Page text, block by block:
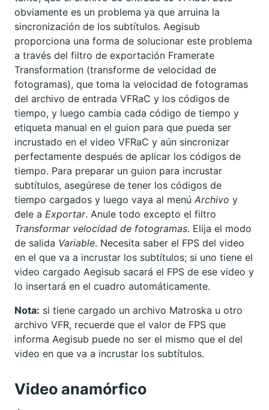
obviamente es un problema ya que arruina la
sincronización de los subtítulos. Aegisub
proporciona una forma de solucionar este problema
a través del filtro de exportación Framerate
Transformation (transforme de velocidad de
fotogramas), que toma la velocidad de fotogramas
del archivo de entrada VFRaC y los códigos de
tiempo, y luego cambia cada código de tiempo y
etiqueta manual en el guion para que pueda ser
incrustado en el video VFRaC y aún sincronizar
perfectamente después de aplicar los códigos de
tiempo. Para preparar un guion para incrustar
subtítulos, asegúrese de tener los códigos de
tiempo cargados y luego vaya al menú Archivo y
dele a Exportar. Anule todo excepto el filtro
Transformar velocidad de fotogramas. Elija el modo
de salida Variable. Necesita saber el FPS del video
en el que va a incrustar los subtítulos; si uno tiene el
video cargado Aegisub sacará el FPS de ese video y
lo insertará en el cuadro automáticamente.
Nota: si tiene cargado un archivo Matroska u otro
archivo VFR, recuerde que el valor de FPS que
informa Aegisub puede no ser el mismo que el del
video en que va a incrustar los subtítulos.
Video anamórfico